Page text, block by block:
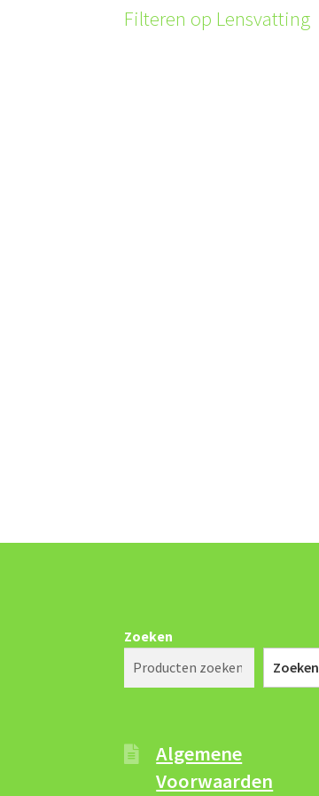
Filteren op Lensvatting
Zoeken
Zoeken
Algemene
Voorwaarden